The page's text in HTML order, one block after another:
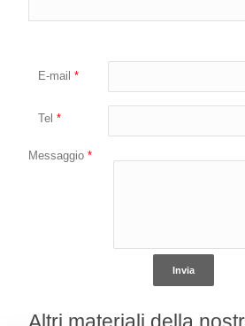
E-mail*
Tel*
Messaggio*